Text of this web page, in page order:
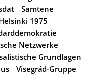
Samtene
1975
Netzwerke
Grundlagen
Visegrád-Gruppe